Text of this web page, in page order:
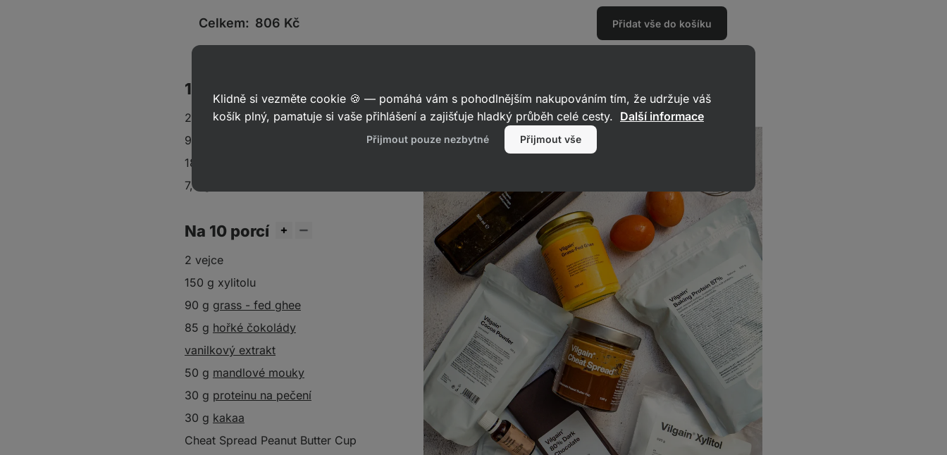
Celkem: 806 Kč Přidat vše do košíku
1 porce obsahuje
255 kcal
9,6 g sacharidů
18,7 g tuků
7,4 g bílkovin
Na 10 porcí
2 vejce
150 g xylitolu
90 g grass - fed ghee
85 g hořké čokolády
vanilkový extrakt
50 g mandlové mouky
30 g proteinu na pečení
30 g kakaa
Cheat Spread Peanut Butter Cup
Klidně si vezměte cookie 🍪 — pomáhá vám s pohodlnějším nakupováním tím, že udržuje váš
košík plný, pamatuje si vaše přihlášení a zajišťuje hladký průběh celé cesty. Další informace
Přijmout pouze nezbytné Přijmout vše